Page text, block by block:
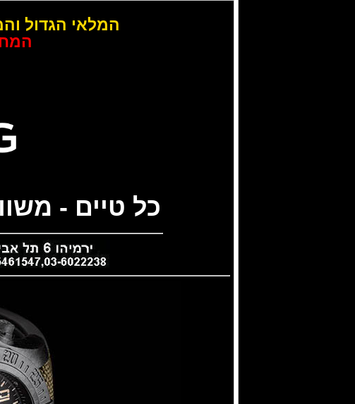
המלאי הגדול
כל טיים -